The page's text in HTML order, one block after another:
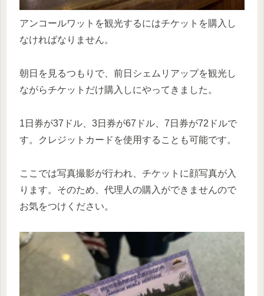
アンコールワットを観光するにはチケットを購入し
なければなりません。
朝日を見るつもりで、前日シェムリアップを観光し
ながらチケットだけ購入しにやってきました。
1日券が37ドル、3日券が67ドル、7日券が72ドルで
す。クレジットカードを使用することも可能です。
ここでは写真撮影が行われ、チケットに顔写真が入
ります。そのため、代理人の購入ができませんので
お気をつけください。